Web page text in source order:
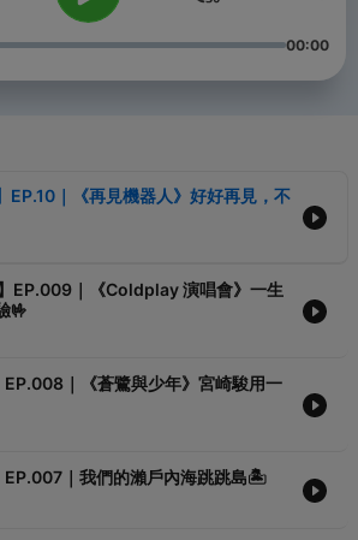
00:00
EP.10｜《再見機器人》好好再見，不
】EP.009｜《Coldplay 演唱會》一生
🤟
EP.008｜《蒼鷺與少年》宮崎駿用一
EP.007｜我們的瀨戶內海跳跳島🏝️